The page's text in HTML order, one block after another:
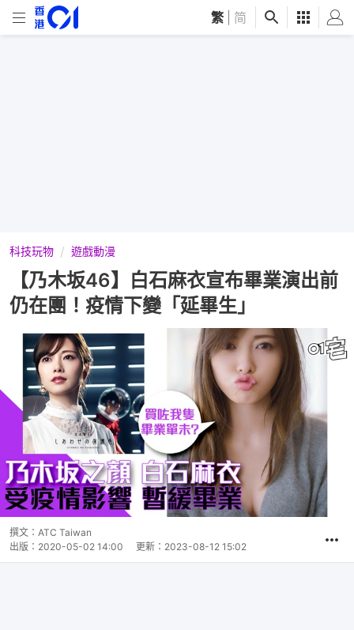
繁 简
科技玩物 遊戲動漫
【乃木坂46】白石麻衣宣布畢業演出前
仍在團！疫情下變「延畢生」
撰文： ATC Taiwan
出版： 2020-05-02 14:00 更新： 2023-08-12 15:02